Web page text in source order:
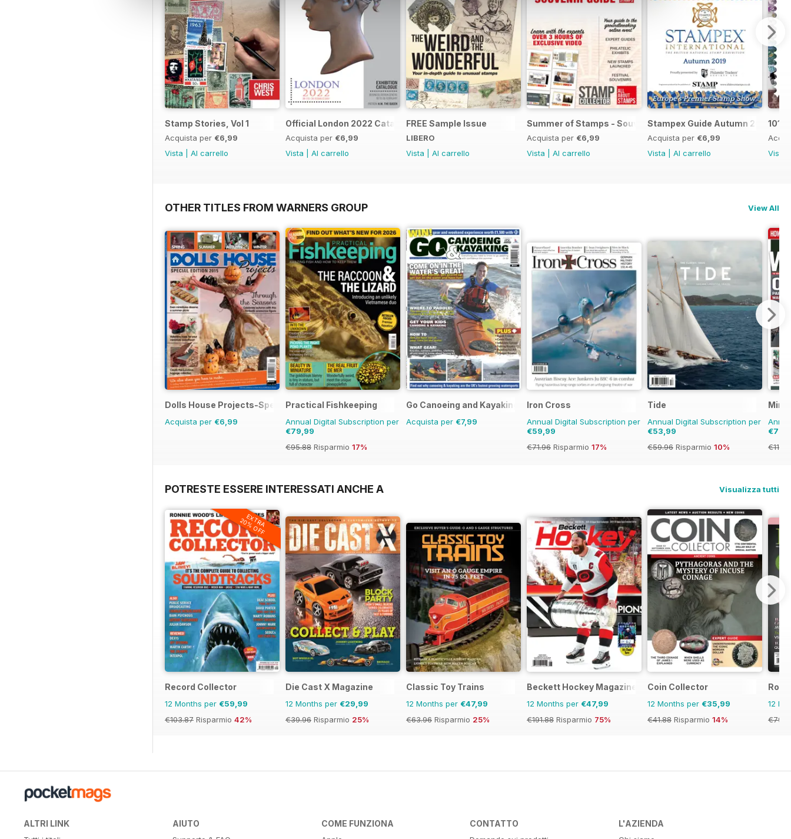
Stamp Stories, Vol 1
Acquista per €6,99
Vista
Al carrello
Official London 2022 Catalogue
Acquista per €6,99
Vista
Al carrello
FREE Sample Issue
LIBERO
Vista
Al carrello
Summer of Stamps - Souvenir Guide
Acquista per €6,99
Vista
Al carrello
Stampex Guide Autumn 2019
Acquista per €6,99
Vista
Al carrello
101
Vista
OTHER TITLES FROM WARNERS GROUP View All
Dolls House Projects-Special Ed.
Acquista per €6,99
Practical Fishkeeping
Annual Digital Subscription per
€79,99
€95.88 Risparmio 17%
Go Canoeing and Kayaking
Acquista per €7,99
Iron Cross
Annual Digital Subscription per
€59,99
€71.96 Risparmio 17%
Tide
Annual Digital Subscription per
€53,99
€59.96 Risparmio 10%
POTRESTE ESSERE INTERESSATI ANCHE A Visualizza tutti
EXTRA
20% OFF
Record Collector
12 Months per €59,99
€103.87 Risparmio 42%
Die Cast X Magazine
12 Months per €29,99
€39.96 Risparmio 25%
Classic Toy Trains
12 Months per €47,99
€63.96 Risparmio 25%
Beckett Hockey Magazine
12 Months per €47,99
€191.88 Risparmio 75%
Coin Collector
12 Months per €35,99
€41.88 Risparmio 14%
12
ALTRI LINK AIUTO COME FUNZIONA CONTATTO L'AZIENDA